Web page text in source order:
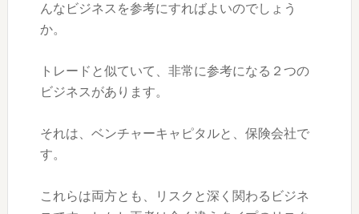
んなビジネスを参考にすればよいのでしょう
か。
トレードと似ていて、非常に参考になる２つの
ビジネスがあります。
それは、ベンチャーキャピタルと、保険会社で
す。
これらは両方とも、リスクと深く関わるビジネ